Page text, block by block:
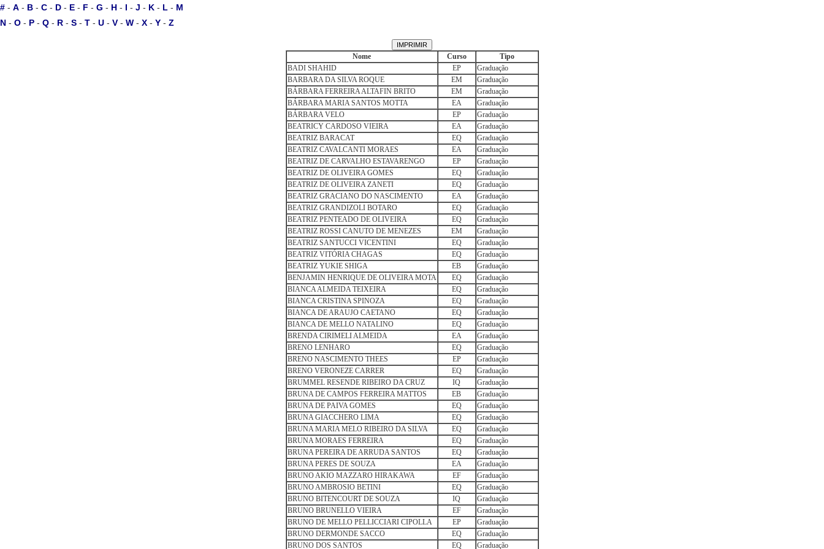
# - A - B - C - D - E - F - G - H - I - J - K - L - M
N - O - P - Q - R - S - T - U - V - W - X - Y - Z
Nome Curso
Tipo
BADI SHAHID
EP
Graduação
BARBARA DA SILVA ROQUE
EM
Graduação
BÁRBARA FERREIRA ALTAFIN BRITO
EM
Graduação
BÁRBARA MARIA SANTOS MOTTA
EA
Graduação
BÁRBARA VELO
EP
Graduação
BEATRICY CARDOSO VIEIRA
EA
Graduação
BEATRIZ BARACAT
EQ
Graduação
BEATRIZ CAVALCANTI MORAES
EA
Graduação
BEATRIZ DE CARVALHO ESTAVARENGO
EP
Graduação
BEATRIZ DE OLIVEIRA GOMES
EQ
Graduação
BEATRIZ DE OLIVEIRA ZANETI
EQ
Graduação
BEATRIZ GRACIANO DO NASCIMENTO
EA
Graduação
BEATRIZ GRANDIZOLI BOTARO
EQ
Graduação
BEATRIZ PENTEADO DE OLIVEIRA
EQ
Graduação
BEATRIZ ROSSI CANUTO DE MENEZES
EM
Graduação
BEATRIZ SANTUCCI VICENTINI
EQ
Graduação
BEATRIZ VITÓRIA CHAGAS
EQ
Graduação
BEATRIZ YUKIE SHIGA
EB
Graduação
BENJAMIN HENRIQUE DE OLIVEIRA MOTA
EQ
Graduação
BIANCA ALMEIDA TEIXEIRA
EQ
Graduação
BIANCA CRISTINA SPINOZA
EQ
Graduação
BIANCA DE ARAUJO CAETANO
EQ
Graduação
BIANCA DE MELLO NATALINO
EQ
Graduação
BRENDA CIRIMELI ALMEIDA
EA
Graduação
BRENO LENHARO
EQ
Graduação
BRENO NASCIMENTO THEES
EP
Graduação
BRENO VERONEZE CARRER
EQ
Graduação
BRUMMEL RESENDE RIBEIRO DA CRUZ
IQ
Graduação
BRUNA DE CAMPOS FERREIRA MATTOS
EB
Graduação
BRUNA DE PAIVA GOMES
EQ
Graduação
BRUNA GIACCHERO LIMA
EQ
Graduação
BRUNA MARIA MELO RIBEIRO DA SILVA
EQ
Graduação
BRUNA MORAES FERREIRA
EQ
Graduação
BRUNA PEREIRA DE ARRUDA SANTOS
EQ
Graduação
BRUNA PERES DE SOUZA
EA
Graduação
BRUNO AKIO MAZZARO HIRAKAWA
EF
Graduação
BRUNO AMBROSIO BETINI
EQ
Graduação
BRUNO BITENCOURT DE SOUZA
IQ
Graduação
BRUNO BRUNELLO VIEIRA
EF
Graduação
BRUNO DE MELLO PELLICCIARI CIPOLLA
EP
Graduação
BRUNO DERMONDE SACCO
EQ
Graduação
BRUNO DOS SANTOS
EQ Graduação